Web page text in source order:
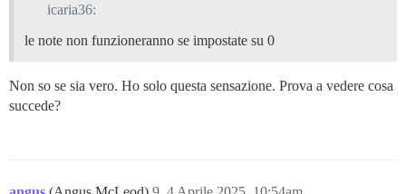
icaria36:
le note non funzioneranno se impostate su 0
Non so se sia vero. Ho solo questa sensazione. Prova a vedere cosa
succede?